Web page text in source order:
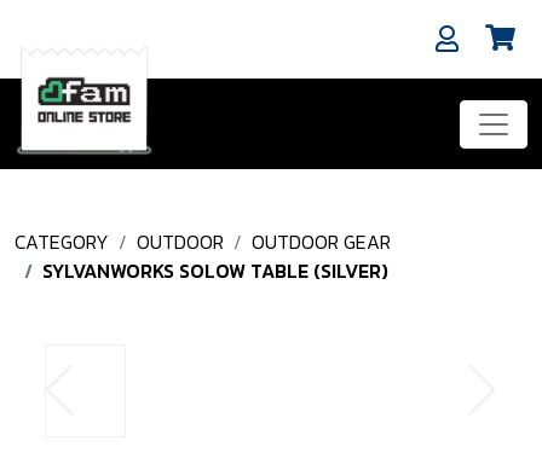
CATEGORY OUTDOOR
OUTDOOR GEAR
SYLVANWORKS SOLOW TABLE (SILVER)